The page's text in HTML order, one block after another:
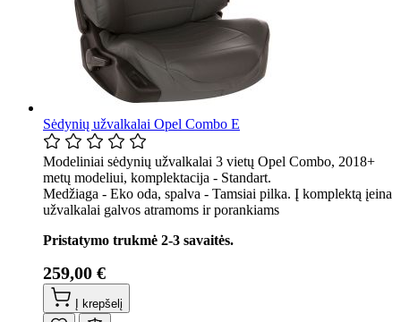
Sėdynių užvalkalai Opel Combo E
Modeliniai sėdynių užvalkalai 3 vietų Opel Combo, 2018+
metų modeliui, komplektacija - Standart.
Medžiaga - Eko oda, spalva - Tamsiai pilka. Į komplektą įeina
užvalkalai galvos atramoms ir porankiams
Pristatymo trukmė 2-3 savaitės.
259,00 €
Į krepšelį